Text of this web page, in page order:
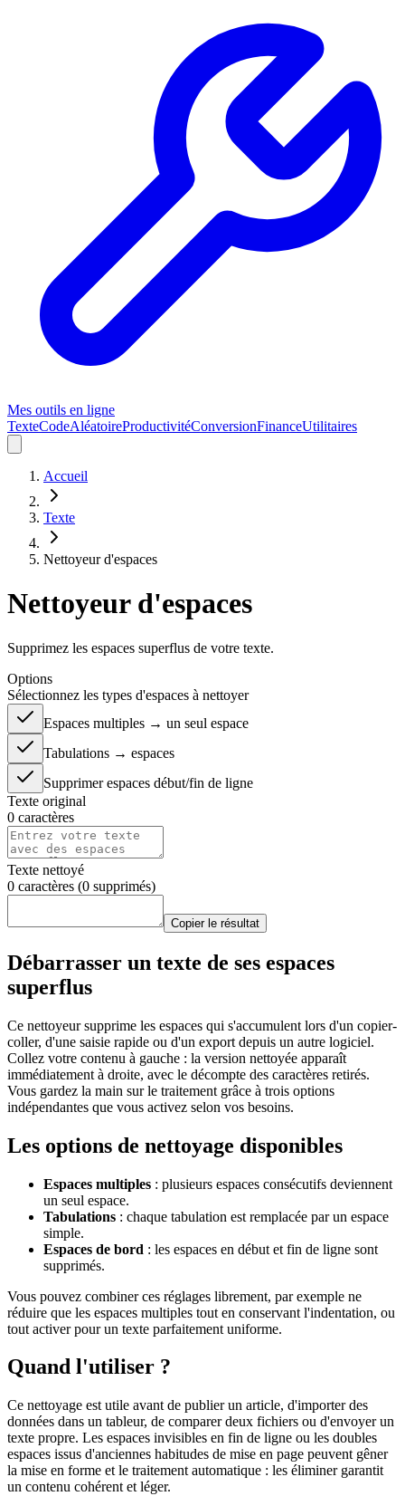
Mes outils en ligne
TexteCodeAléatoireProductivitéConversionFinanceUtilitaires
Accueil
Texte
Nettoyeur d'espaces
Nettoyeur d'espaces
Supprimez les espaces superflus de votre texte.
Options
Sélectionnez les types d'espaces à nettoyer
Espaces multiples → un seul espace
Tabulations → espaces
Supprimer espaces début/fin de ligne
Texte original
0 caractères
Texte nettoyé
0 caractères (0 supprimés)
Copier le résultat
Débarrasser un texte de ses espaces
superflus
Ce nettoyeur supprime les espaces qui s'accumulent lors d'un copier-
coller, d'une saisie rapide ou d'un export depuis un autre logiciel.
Collez votre contenu à gauche : la version nettoyée apparaît
immédiatement à droite, avec le décompte des caractères retirés.
Vous gardez la main sur le traitement grâce à trois options
indépendantes que vous activez selon vos besoins.
Les options de nettoyage disponibles
Espaces multiples : plusieurs espaces consécutifs deviennent
un seul espace.
Tabulations : chaque tabulation est remplacée par un espace
simple.
Espaces de bord : les espaces en début et fin de ligne sont
supprimés.
Vous pouvez combiner ces réglages librement, par exemple ne
réduire que les espaces multiples tout en conservant l'indentation, ou
tout activer pour un texte parfaitement uniforme.
Quand l'utiliser ?
Ce nettoyage est utile avant de publier un article, d'importer des
données dans un tableur, de comparer deux fichiers ou d'envoyer un
texte propre. Les espaces invisibles en fin de ligne ou les doubles
espaces issus d'anciennes habitudes de mise en page peuvent gêner
la mise en forme et le traitement automatique : les éliminer garantit
un contenu cohérent et léger.